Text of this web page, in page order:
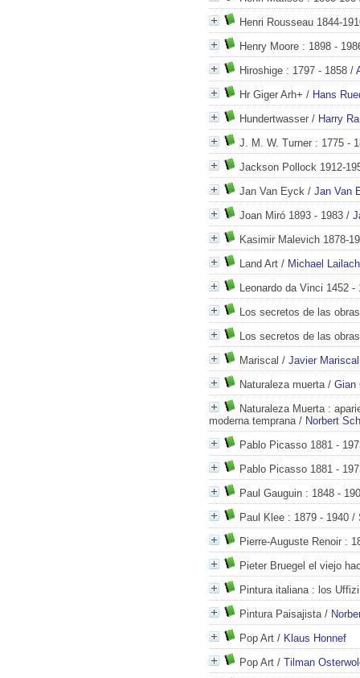
Henri Rousseau 1844-
Henry Moore : 1898 -
Hiroshige : 1797 - 1858 /
Hr Giger Arh+ / Hans
Hundertwasser / Harry
J. M. W. Turner : 1775 -
Jackson Pollock 1912-
Jan Van Eyck / Jan Van
Joan Miró 1893 - 1983 /
Kasimir Malevich 1878-
Land Art / Michael Lailach
Leonardo da Vinci 1452 -
Los secretos de las
Los secretos de las
Mariscal / Javier Mariscal
Naturaleza muerta/ Gian
Naturaleza Muerta:
moderna temprana/ Norbert
Pablo Picasso 1881 -
Pablo Picasso 1881 -
Paul Gauguin : 1848 -
Paul Klee : 1879 - 1940 /
Pierre-Auguste Renoir :
Pieter Bruegel el viejo
Pintura italiana: los
Pintura Paisajista/
Pop Art / Klaus Honnef
Pop Art / Tilman